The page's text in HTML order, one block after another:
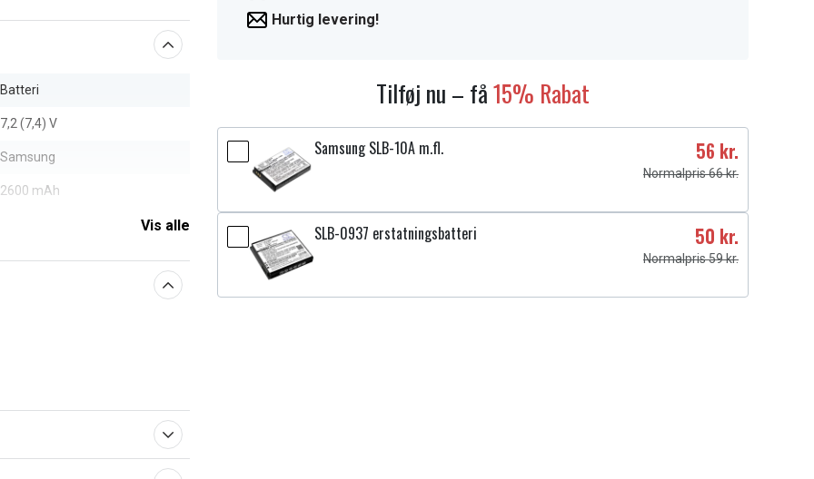
Batteri
7,2 (7,4) V
Samsung
2600 mAh
Vis alle
Hurtig levering!
Tilføj nu – få15% Rabat
Samsung SLB-10A m.fl. 56 kr.
Normalpris 66 kr.
SLB-0937 erstatningsbatteri 50 kr.
Normalpris 59 kr.